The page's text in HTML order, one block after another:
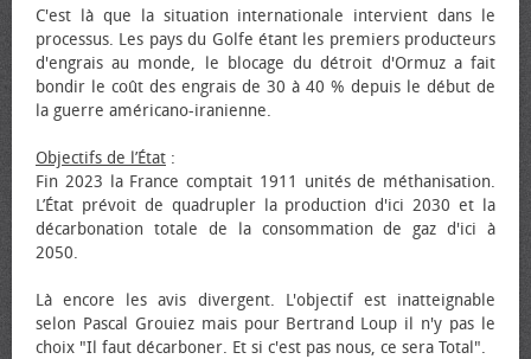
C'est là que la situation internationale intervient dans le
processus. Les pays du Golfe étant les premiers producteurs
d'engrais au monde, le blocage du détroit d'Ormuz a fait
bondir le coût des engrais de 30 à 40 % depuis le début de
la guerre américano-iranienne.
Objectifs de l’État :
Fin 2023 la France comptait 1911 unités de méthanisation.
L’État prévoit de quadrupler la production d'ici 2030 et la
décarbonation totale de la consommation de gaz d'ici à
2050.
Là encore les avis divergent. L'objectif est inatteignable
selon Pascal Grouiez mais pour Bertrand Loup il n'y pas le
choix "Il faut décarboner. Et si c'est pas nous, ce sera Total".